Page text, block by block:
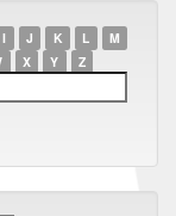
I J K L
M
X Y Z